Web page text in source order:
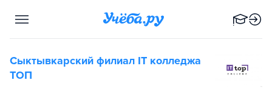
Сыктывкарский филиал IT колледжа
TOП